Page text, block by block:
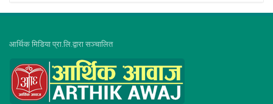
आर्थिक मिडिया प्रा.लि.द्वारा सञ्चालित